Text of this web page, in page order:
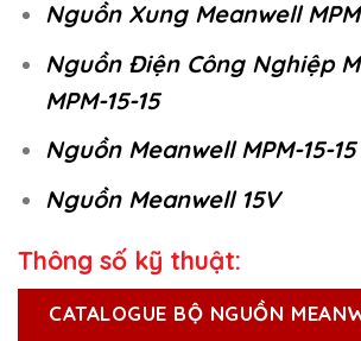
Nguồn Xung Meanwell
Nguồn Điện Công Nghiệp
MPM-15-15
Nguồn Meanwell MPM-15-15
Nguồn Meanwell 15V
Thông số kỹ thuật:
CATALOGUE BỘ NGUỒN